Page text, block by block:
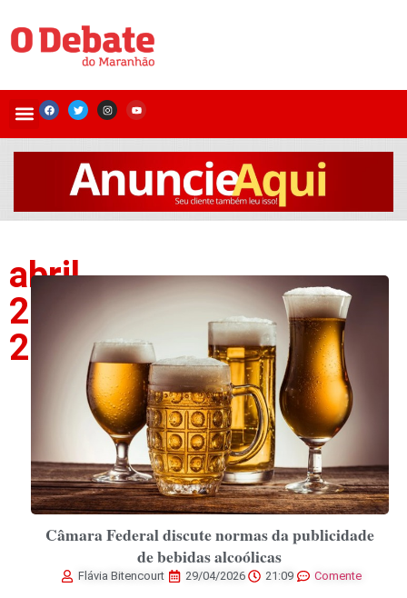
abril
29,
2026
Câmara Federal discute normas da publicidade
de bebidas alcoólicas
Flávia Bitencourt 29/04/2026 21:09 Comente